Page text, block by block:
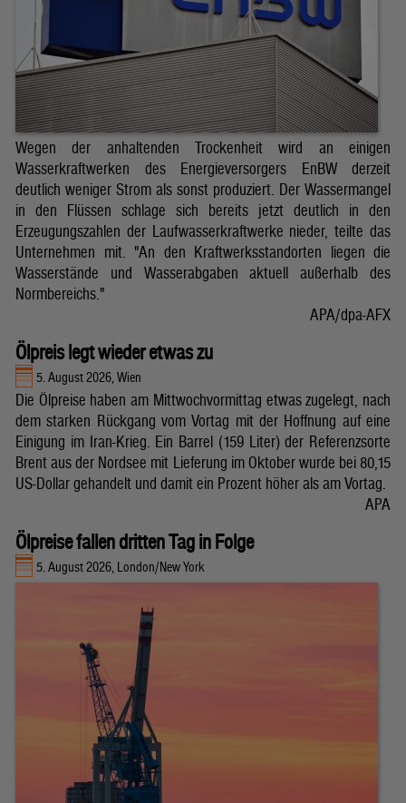
Wegen der anhaltenden Trockenheit wird an einigen
Wasserkraftwerken des Energieversorgers EnBW derzeit
deutlich weniger Strom als sonst produziert. Der Wassermangel
in den Flüssen schlage sich bereits jetzt deutlich in den
Erzeugungszahlen der Laufwasserkraftwerke nieder, teilte das
Unternehmen mit. "An den Kraftwerksstandorten liegen die
Wasserstände und Wasserabgaben aktuell außerhalb des
Normbereichs."
APA/dpa-AFX
Ölpreis legt wieder etwas zu
5. August 2026, Wien
Die Ölpreise haben am Mittwochvormittag etwas zugelegt, nach
dem starken Rückgang vom Vortag mit der Hoffnung auf eine
Einigung im Iran-Krieg. Ein Barrel (159 Liter) der Referenzsorte
Brent aus der Nordsee mit Lieferung im Oktober wurde bei 80,15
US-Dollar gehandelt und damit ein Prozent höher als am Vortag.
APA
Ölpreise fallen dritten Tag in Folge
5. August 2026, London/New York